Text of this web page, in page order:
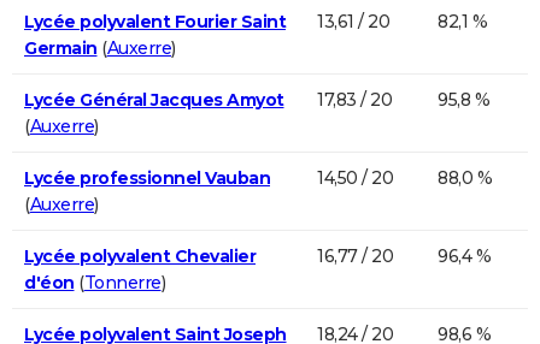
Lycée polyvalent Fourier Saint
Germain (Auxerre)
13,61 / 20 82,1 %
Lycée Général Jacques Amyot
(Auxerre)
17,83 / 20 95,8 %
Lycée professionnel Vauban
(Auxerre)
14,50 / 20 88,0 %
Lycée polyvalent Chevalier
d'éon (Tonnerre)
16,77 / 20 96,4 %
Lycée polyvalent Saint Joseph
18,24 / 20 98,6 %